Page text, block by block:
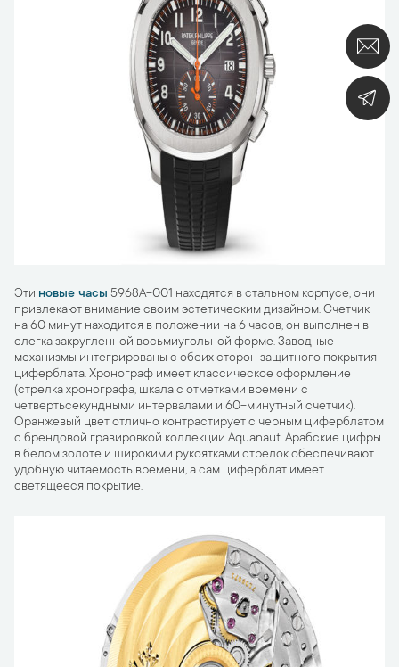
Эти новые часы 5968A-001 находятся в стальном корпусе, они
привлекают внимание своим эстетическим дизайном. Счетчик
на 60 минут находится в положении на 6 часов, он выполнен в
слегка закругленной восьмиугольной форме. Заводные
механизмы интегрированы с обеих сторон защитного покрытия
циферблата. Хронограф имеет классическое оформление
(стрелка хронографа, шкала с отметками времени с
четвертьсекундными интервалами и 60-минутный счетчик).
Оранжевый цвет отлично контрастирует с черным циферблатом
с брендовой гравировкой коллекции Aquanaut. Арабские цифры
в белом золоте и широкими рукоятками стрелок обеспечивают
удобную читаемость времени, а сам циферблат имеет
светящееся покрытие.